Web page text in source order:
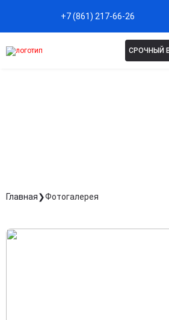
+7 (861) 217-66-26
СРОЧНЫЙ
Главная Фотогалерея